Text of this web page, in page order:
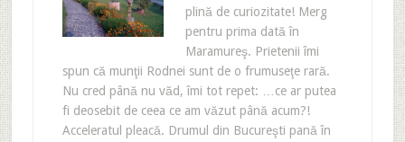
plină de curiozitate! Merg
pentru prima dată în
Maramureş. Prietenii îmi
spun că munţii Rodnei sunt de o frumuseţe rară.
Nu cred până nu văd, îmi tot repet: …ce ar putea
fi deosebit de ceea ce am văzut până acum?!
Acceleratul pleacă. Drumul din Bucureşti pană în